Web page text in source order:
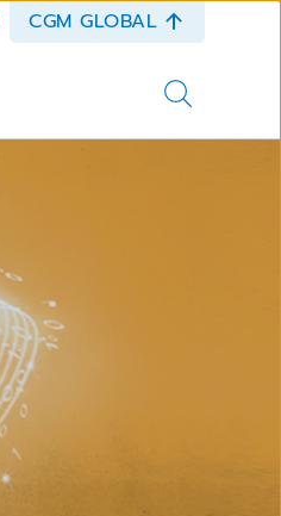
CGM GLOBAL